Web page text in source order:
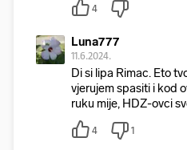
4
Luna777
11.6.2024.
Di si lipa Rimac. Eto
vjerujem spasiti i kod
ruku mije, HDZ-ovci
4 1